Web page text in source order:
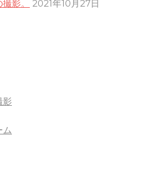
影。
2021年10月27日
影
ム